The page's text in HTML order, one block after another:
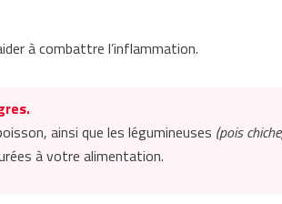
à combattre l’inflammation.
ainsi que les légumineuses (pois
à votre alimentation.